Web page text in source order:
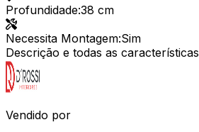
Profundidade:38 cm
Necessita Montagem:Sim
Descrição e todas as características
Vendido por